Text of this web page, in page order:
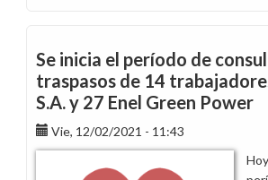
por
el
traspaso
de
trabajadores
de
Endesa
Se inicia el período de
traspasos de 14
S.A. y 27 Enel Green Power
Vie, 12/02/2021 - 11:43